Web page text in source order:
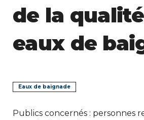
de la
eaux de
Eaux de baignade
Publics concernés : personnes